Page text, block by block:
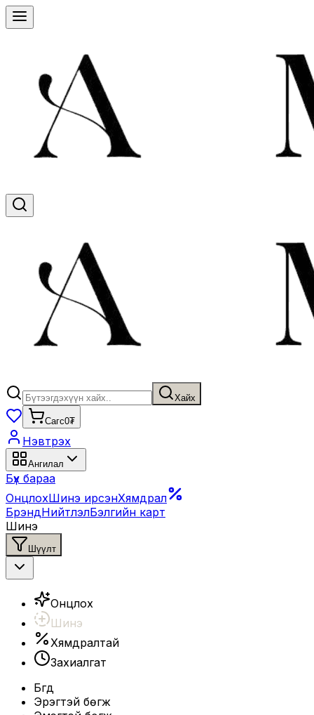
Хайх
Сагс0₮
Нэвтрэх
Ангилал
Бүх бараа
ОнцлохШинэ ирсэнХямдрал
БрэндНийтлэлБэлгийн карт
Шинэ
Шүүлт
Онцлох
Шинэ
Хямдралтай
Захиалгат
Бүгд
Эрэгтэй бөгж